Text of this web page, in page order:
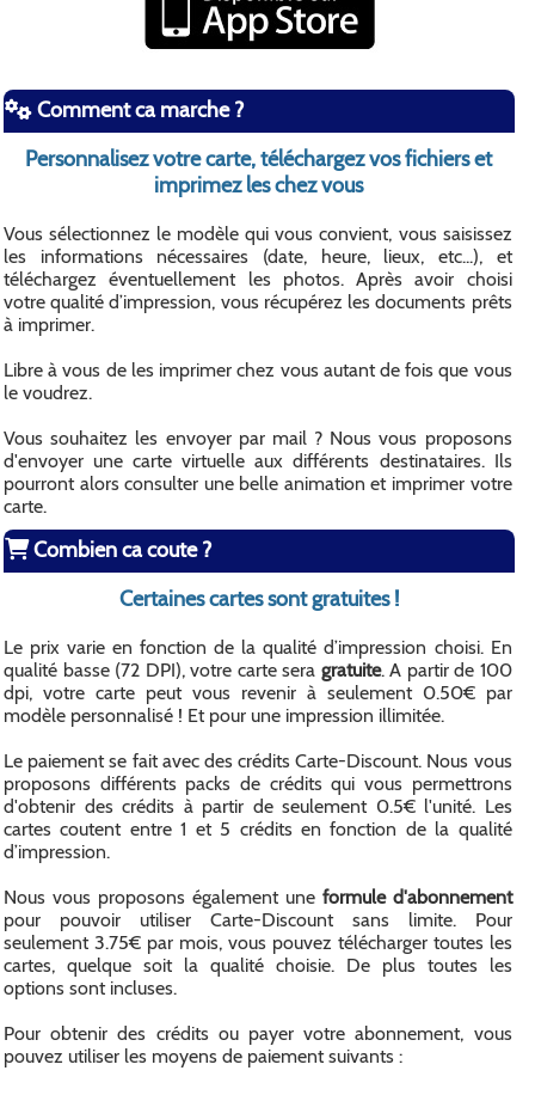
Comment ca marche ?
Personnalisez votre carte, téléchargez vos fichiers et
imprimez les chez vous
Vous sélectionnez le modèle qui vous convient, vous saisissez
les informations nécessaires (date, heure, lieux, etc...), et
téléchargez éventuellement les photos. Après avoir choisi
votre qualité d’impression, vous récupérez les documents prêts
à imprimer.
Libre à vous de les imprimer chez vous autant de fois que vous
le voudrez.
Vous souhaitez les envoyer par mail ? Nous vous proposons
d'envoyer une carte virtuelle aux différents destinataires. Ils
pourront alors consulter une belle animation et imprimer votre
carte.
Combien ca coute ?
Certaines cartes sont gratuites !
Le prix varie en fonction de la qualité d’impression choisi. En
qualité basse (72 DPI), votre carte sera gratuite. A partir de 100
dpi, votre carte peut vous revenir à seulement 0.50€ par
modèle personnalisé ! Et pour une impression illimitée.
Le paiement se fait avec des crédits Carte-Discount. Nous vous
proposons différents packs de crédits qui vous permettrons
d'obtenir des crédits à partir de seulement 0.5€ l'unité. Les
cartes coutent entre 1 et 5 crédits en fonction de la qualité
d’impression.
Nous vous proposons également uneformule d'abonnement
pour pouvoir utiliser Carte-Discount sans limite. Pour
seulement 3.75€ par mois, vous pouvez télécharger toutes les
cartes, quelque soit la qualité choisie. De plus toutes les
options sont incluses.
Pour obtenir des crédits ou payer votre abonnement, vous
pouvez utiliser les moyens de paiement suivants :